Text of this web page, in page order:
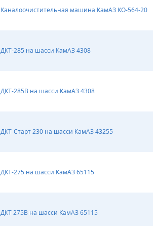
Каналоочистительная машина КамАЗ КО-564-20
ДКТ-285 на шасси КамАЗ 4308
ДКТ-285В на шасси КамАЗ 4308
ДКТ-Старт 230 на шасси КамАЗ 43255
ДКТ-275 на шасси КамАЗ 65115
ДКТ 275В на шасси КамАЗ 65115